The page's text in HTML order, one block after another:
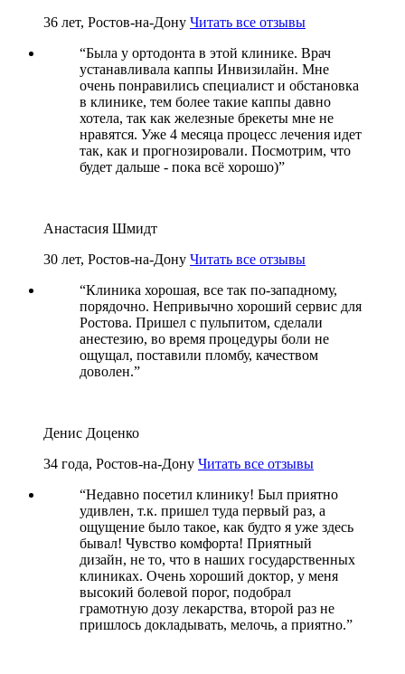
36 лет, Ростов-на-Дону Читать все отзывы
“Была у ортодонта в этой клинике. Врач
устанавливала каппы Инвизилайн. Мне
очень понравились специалист и обстановка
в клинике, тем более такие каппы давно
хотела, так как железные брекеты мне не
нравятся. Уже 4 месяца процесс лечения идет
так, как и прогнозировали. Посмотрим, что
будет дальше - пока всё хорошо)”
Анастасия Шмидт
30 лет, Ростов-на-Дону Читать все отзывы
“Клиника хорошая, все так по-западному,
порядочно. Непривычно хороший сервис для
Ростова. Пришел с пульпитом, сделали
анестезию, во время процедуры боли не
ощущал, поставили пломбу, качеством
доволен.”
Денис Доценко
34 года, Ростов-на-Дону Читать все отзывы
“Недавно посетил клинику! Был приятно
удивлен, т.к. пришел туда первый раз, а
ощущение было такое, как будто я уже здесь
бывал! Чувство комфорта! Приятный
дизайн, не то, что в наших государственных
клиниках. Очень хороший доктор, у меня
высокий болевой порог, подобрал
грамотную дозу лекарства, второй раз не
пришлось докладывать, мелочь, а приятно.”